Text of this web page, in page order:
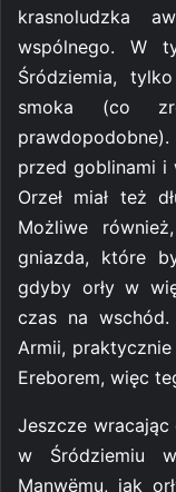
krasnoludzka
wspólnego. W
Śródziemia,
smoka (co
przed goblinami i
Orzeł miał też
Możliwe
gniazda, które
gdyby orły w
czas na
Armii,
Ereborem, więc
Jeszcze wracając
w Śródziemiu
Manwëmu, jak